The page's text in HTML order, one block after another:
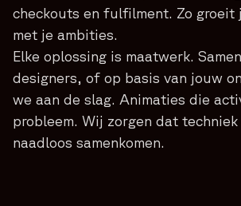
checkouts en fulfilment. Zo groeit
met je ambities.
Elke oplossing is maatwerk.
designers, of op basis van jouw
we aan de slag. Animaties die
probleem. Wij zorgen dat
naadloos samenkomen.